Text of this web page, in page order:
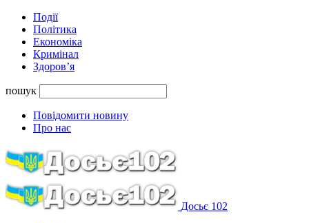
Події
Політика
Економіка
Кримінал
Здоров’я
пошук
Повідомити новину
Про нас
Досьє 102